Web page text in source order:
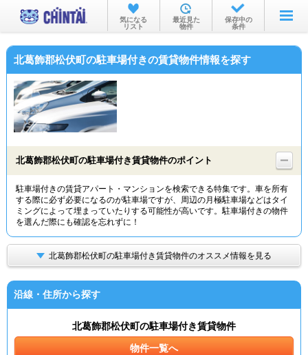
お部屋を探す
沿線・駅から
物件特集から
TOP
気になる
リスト
最近見た
物件
保存中の
条件
北葛飾郡松伏町の駐車場付きの賃貸物件情報を探す
北葛飾郡松伏町の駐車場付き賃貸物件のポイント
駐車場付きの賃貸アパート・マンションを検索できる特集です。車を所有
する際に必ず必要になるのが駐車場ですが、周辺の月極駐車場などはタイ
ミングによって埋まっていたりする可能性が高いです。駐車場付きの物件
を選んだ際にも確認を忘れずに！
北葛飾郡松伏町の駐車場付き賃貸物件のオススメ情報を見る
沿線・住所から探す
北葛飾郡松伏町の駐車場付き賃貸物件
物件一覧へ